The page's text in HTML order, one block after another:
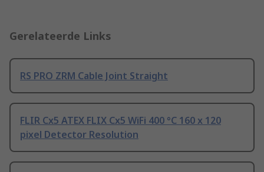
Gerelateerde Links
RS PRO ZRM Cable Joint Straight
FLIR Cx5 ATEX FLIX Cx5 WiFi 400 °C 160 x 120
pixel Detector Resolution